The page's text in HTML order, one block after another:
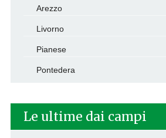
Arezzo
Livorno
Pianese
Pontedera
Le ultime dai campi